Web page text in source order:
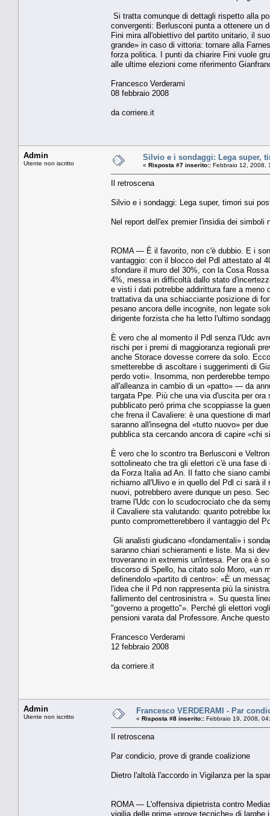
Si tratta comunque di dettagli rispetto alla
convergenti: Berlusconi punta a ottenere un
Fini mira all'obiettivo del partito unitario, il
grande» in caso di vittoria: tornare alla
forza politica. I punti da chiarire Fini vuole
alle ultime elezioni come riferimento
Francesco Verderami
08 febbraio 2008
da corriere.it
Admin
Utente non iscritto
Silvio e i sondaggi: Lega super,
« Risposta #7 inserito:: Febbraio 12, 2008,
Il retroscena
Silvio e i sondaggi: Lega super, timori sui
Nel report dell'ex premier l'insidia dei simboli
ROMA — È il favorito, non c'è dubbio. E i
vantaggio: con il blocco del Pdl attestato al
sfondare il muro del 30%, con la Cosa
4%, messa in difficoltà dallo stato
e visti i dati potrebbe addirittura fare a meno
trattativa da una schiacciante posizione di
pesano ancora delle incognite, non legate
dirigente forzista che ha letto l'ultimo
È vero che al momento il Pdl senza l'Udc
rischi per i premi di maggioranza regionali
anche Storace dovesse correre da solo.
smetterebbe di ascoltare i suggerimenti di
perdo voti». Insomma, non perderebbe
all'alleanza in cambio di un «patto» — da
targata Ppe. Più che una via d'uscita per
pubblicato però prima che scoppiasse la
che frena il Cavaliere: è una questione di
saranno all'insegna del «tutto nuovo» per
pubblica sta cercando ancora di capire «chi
È vero che lo scontro tra Berlusconi e
sottolineato che tra gli elettori c'è una fase
da Forza Italia ad An. Il fatto che siano
richiamo all'Ulivo e in quello del Pdl ci sarà
nuovi, potrebbero avere dunque un peso.
trarne l'Udc con lo scudocrociato che da
il Cavaliere sta valutando: quanto potrebbe
punto comprometterebbero il vantaggio del
Gli analisti giudicano «fondamentali» i
saranno chiari schieramenti e liste. Ma si
troveranno in extremis un'intesa. Per ora è
discorso di Spello, ha citato solo Moro, «un
definendolo «partito di centro»: «È un
l'idea che il Pd non rappresenta più la
fallimento del centrosinistra ». Su questa
"governo a progetto"». Perché gli elettori
pensioni varata dal Professore. Anche
Francesco Verderami
12 febbraio 2008
da corriere.it
Admin
Utente non iscritto
Francesco VERDERAMI - Par
« Risposta #8 inserito:: Febbraio 19, 2008,
Il retroscena
Par condicio, prove di grande coalizione
Dietro l'altolà l'accordo in Vigilanza per la
ROMA — L'offensiva dipietrista contro
vigilia delle prime «prove tecniche» di